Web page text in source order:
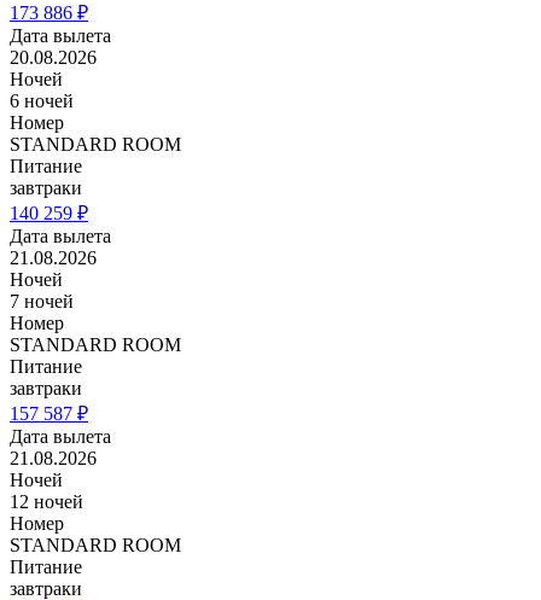
173 886 ₽
Дата вылета
20.08.2026
Ночей
6 ночей
Номер
STANDARD ROOM
Питание
завтраки
140 259 ₽
Дата вылета
21.08.2026
Ночей
7 ночей
Номер
STANDARD ROOM
Питание
завтраки
157 587 ₽
Дата вылета
21.08.2026
Ночей
12 ночей
Номер
STANDARD ROOM
Питание
завтраки